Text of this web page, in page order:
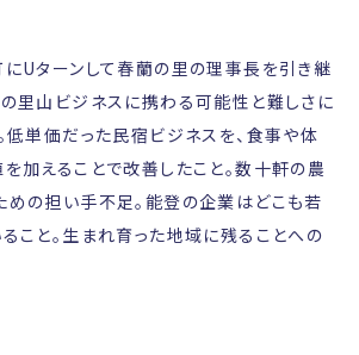
Uターンして春蘭の里の理事長を引き継
里山ビジネスに携わる可能性と難しさに
低単価だった民宿ビジネスを、食事や体
加えることで改善したこと。数十軒の農
の担い手不足。能登の企業はどこも若
こと。生まれ育った地域に残ることへの